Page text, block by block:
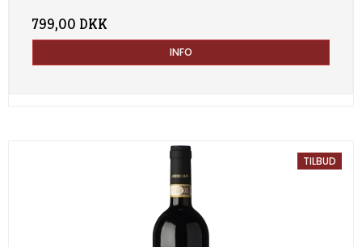
799,00 DKK
INFO
TILBUD